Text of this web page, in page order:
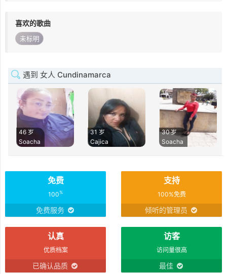
喜欢的歌曲
未标明
遇到 女人 Cundinamarca
46 岁
Soacha
31 岁
Cajica
30 岁
Soacha
免费
100%
免费服务
支持
100%免费
倾听的管理员
认真
优质档案
已确认品质
访客
访问量很高
最佳